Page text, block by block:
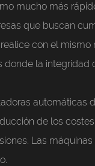
mucho más
que buscan
con el
la
automáticas
de los
Las